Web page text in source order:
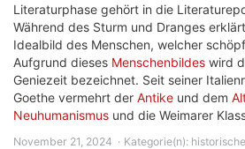
Literaturphase gehört in die
Während des Sturm und Dranges
Idealbild des Menschen, welcher
Aufgrund dieses Menschenbildes wird
Geniezeit bezeichnet. Seit seiner
Goethe vermehrt der Antike und dem
Neuhumanismus und die Weimarer
November 21, 2024 Kategorie(n):